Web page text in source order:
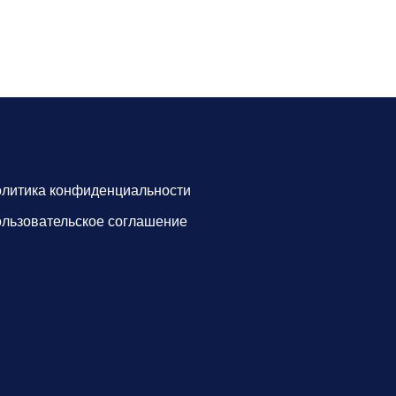
конфиденциальности
соглашение